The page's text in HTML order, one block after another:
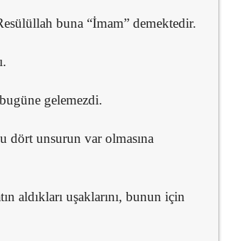
buna “İmam” demektedir.
gelemezdi.
dört unsurun var olmasına
aldıkları uşaklarını, bunun için